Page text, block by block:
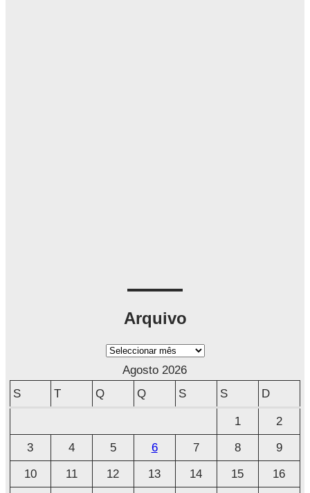
Arquivo
A
v
o
Agosto 2026
S
T Q Q S S D
1
2
3
4 5 6 7 8
9
10
11 12 13 14 15
16